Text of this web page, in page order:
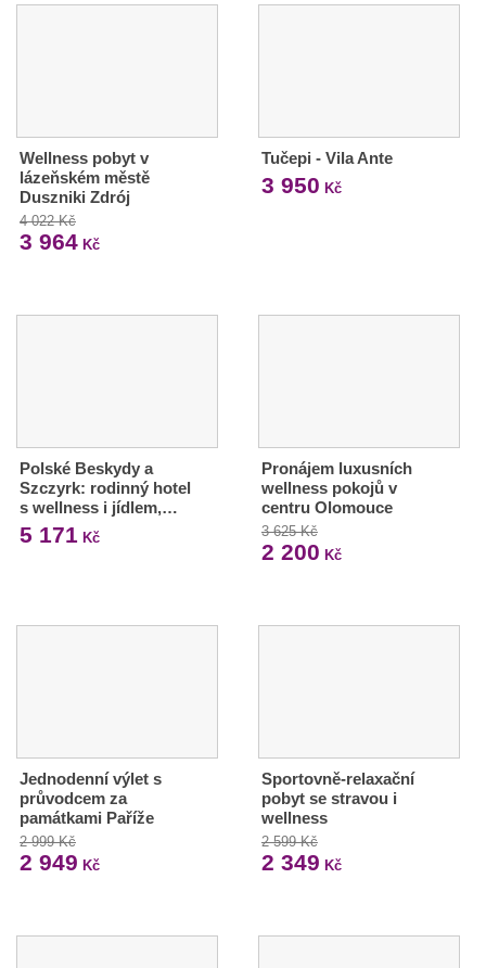
Wellness pobyt v
lázeňském městě
Duszniki Zdrój
4 022 Kč
3 964 Kč
Tučepi - Vila Ante
3 950 Kč
Polské Beskydy a
Szczyrk: rodinný hotel
s wellness i jídlem,…
5 171 Kč
Pronájem luxusních
wellness pokojů v
centru Olomouce
3 625 Kč
2 200 Kč
Jednodenní výlet s
průvodcem za
památkami Paříže
2 999 Kč
2 949 Kč
Sportovně-relaxační
pobyt se stravou i
wellness
2 599 Kč
2 349 Kč